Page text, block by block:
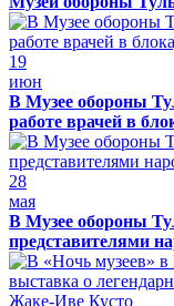
19
июн
В Музее обороны
работе врачей в
28
мая
В Музее обороны
представителями